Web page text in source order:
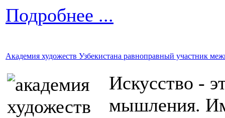
Подробнее ...
Академия художеств Узбекистана равноправный участник
Искусство -
мышления.